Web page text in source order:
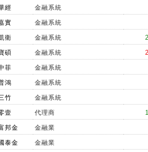
經 金融系統
實 金融系統
衛 金融系統
碩 金融系統
菲 金融系統
鴻 金融系統
竹 金融系統
壹 代理商
邦金 金融業
泰金 金融業